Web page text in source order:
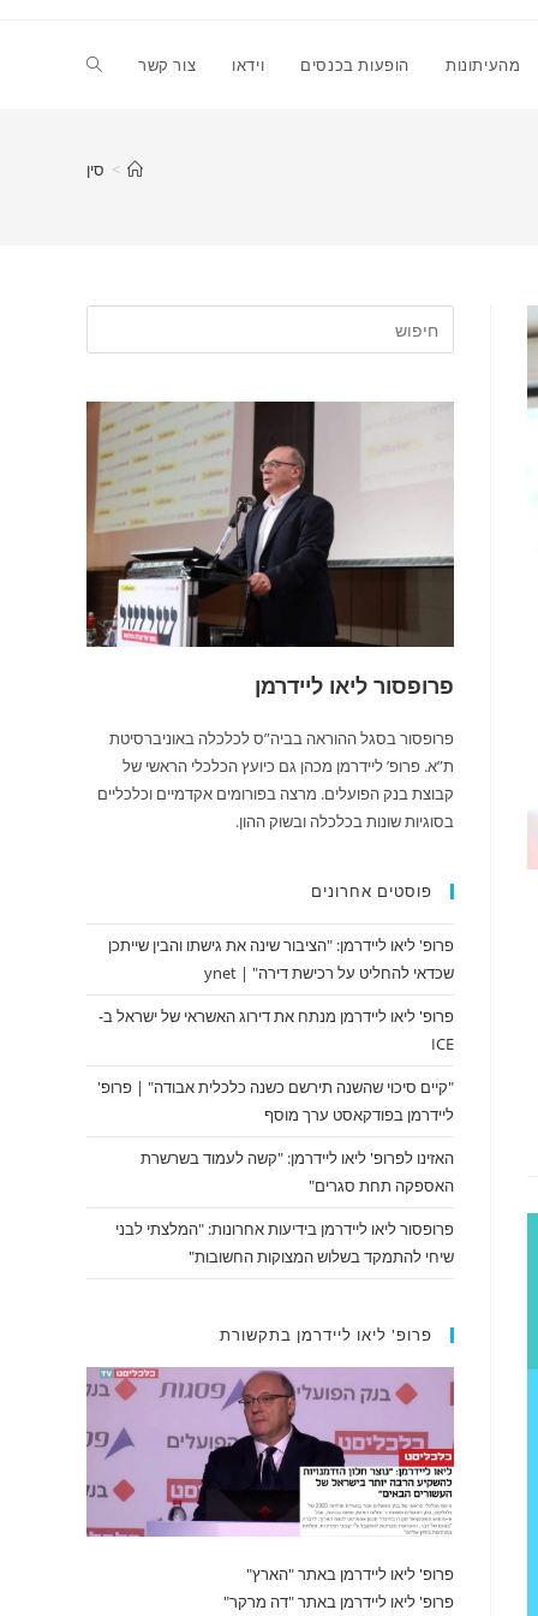
מהעיתונות הופעות בכנסים וידאו צור קשר Toggle
> סין
פרופסור ליאו ליידרמן
פרופסור בסגל ההוראה בביה”ס לכלכלה באוניברסיטת
ת”א. פרופ’ ליידרמן מכהן גם כיועץ הכלכלי הראשי של
קבוצת בנק הפועלים. מרצה בפורומים אקדמיים וכלכליים
בסוגיות שונות בכלכלה ובשוק ההון.
פוסטים אחרונים
פרופ' ליאו ליידרמן: "הציבור שינה את גישתו והבין שייתכן
שכדאי להחליט על רכישת דירה" | ynet
פרופ' ליאו ליידרמן מנתח את דירוג האשראי של ישראל ב-
ICE
"קיים סיכוי שהשנה תירשם כשנה כלכלית אבודה" | פרופ'
ליידרמן בפודקאסט ערך מוסף
האזינו לפרופ' ליאו ליידרמן: "קשה לעמוד בשרשרת
האספקה תחת סגרים"
פרופסור ליאו ליידרמן בידיעות אחרונות: "המלצתי לבני
שיחי להתמקד בשלוש המצוקות החשובות"
פרופ' ליאו ליידרמן בתקשורת
פרופ' ליאו ליידרמן באתר "הארץ"
פרופ' ליאו ליידרמן באתר "דה מרקר"